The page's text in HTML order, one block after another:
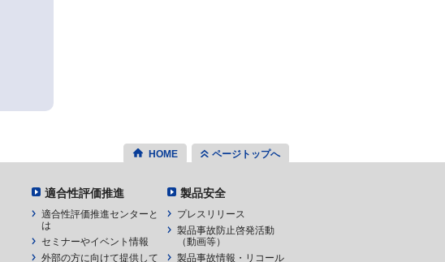
HOME ページトップへ
適合性評価推進
適合性評価推進センターと
は
セミナーやイベント情報
外部の方に向けて提供して
製品安全
プレスリリース
製品事故防止啓発活動
（動画等）
製品事故情報・リコール